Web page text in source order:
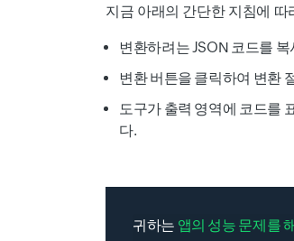
지금 아래의 간단한 지침에
변환하려는 JSON 코드를
변환버튼을 클릭하여 변환
도구가 출력 영역에 코드를
다.
귀하는 앱의 성능 문제를